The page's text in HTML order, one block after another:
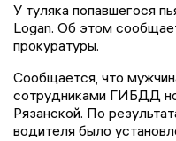
У туляка попавшегося
Logan. Об этом
прокуратуры.
Сообщается, что
сотрудниками ГИБДД
Рязанской. По
водителя было